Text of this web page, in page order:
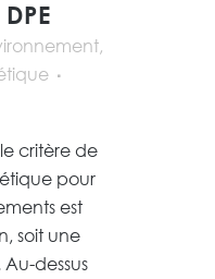
,
critère de
pour
est
soit une
dessus